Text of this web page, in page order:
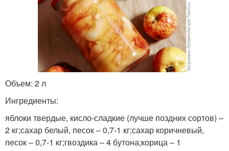
Объем: 2 л
Ингредиенты:
яблоки твердые, кисло-сладкие (лучше поздних сортов) –
2 кг;сахар белый, песок – 0,7-1 кг;сахар коричневый,
песок – 0,7-1 кг;гвоздика – 4 бутона;корица – 1